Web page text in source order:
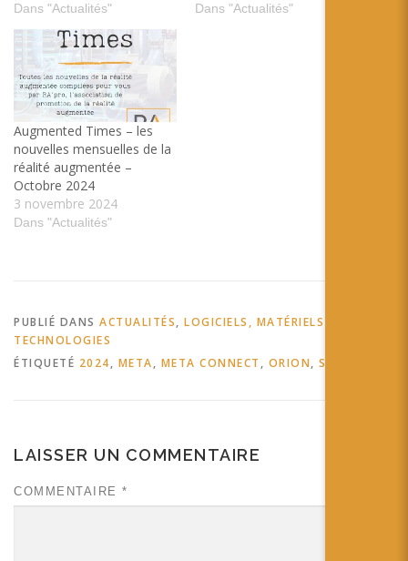
Dans "Actualités" Dans "Actualités"
Augmented Times – les
nouvelles mensuelles de la
réalité augmentée –
Octobre 2024
3 novembre 2024
Dans "Actualités"
PUBLIÉ DANS ACTUALITÉS, LOGICIELS, MATÉRIELS ET
TECHNOLOGIES
ÉTIQUETÉ 2024, META, META CONNECT , ORION, STRATÉGIE
LAISSER UN COMMENTAIRE
COMMENTAIRE *